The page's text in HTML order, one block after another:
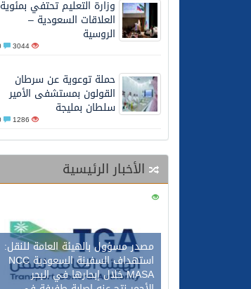
وزارة التعليم تحتفي بمئوية
العلاقات السعودية –
الروسية
3044
حملة توعوية عن سرطان
القولون بمستشفى الأمير
سلطان بمليجة
1286
الأخبار الرئيسية
113
مصدر مسؤول بالهيئة العامة للنقل:
استهداف السفينة السعودية NCC
MASA خلال إبحارها في البحر